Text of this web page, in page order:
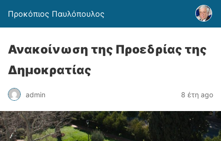
Προκόπιος Παυλόπουλος
Ανακοίνωση της Προεδρίας της
Δημοκρατίας
admin 8 έτη ago